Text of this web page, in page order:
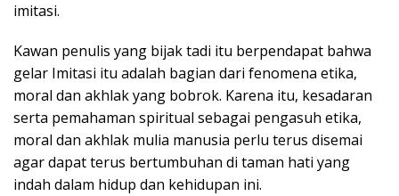
imitasi.
Kawan penulis yang bijak tadi itu berpendapat bahwa
gelar Imitasi itu adalah bagian dari fenomena etika,
moral dan akhlak yang bobrok. Karena itu, kesadaran
serta pemahaman spiritual sebagai pengasuh etika,
moral dan akhlak mulia manusia perlu terus disemai
agar dapat terus bertumbuhan di taman hati yang
indah dalam hidup dan kehidupan ini.